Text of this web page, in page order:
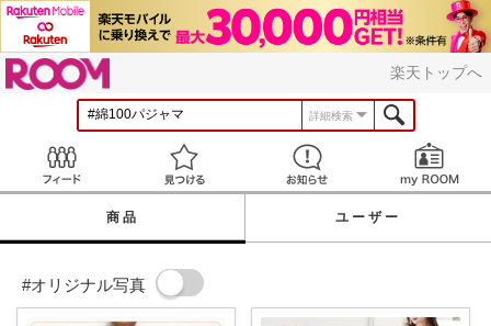
楽天トップへ
詳細検索
見つける お知らせ
商品 ユーザー
#オリジナル写真